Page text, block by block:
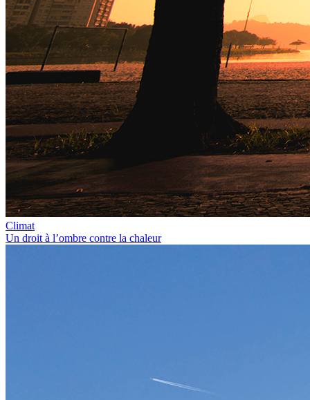
Climat
Un droit à l’ombre contre la chaleur